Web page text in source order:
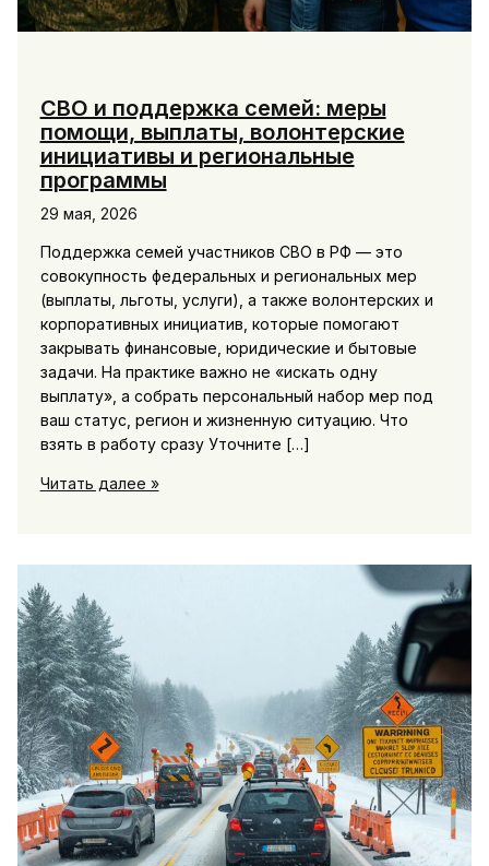
СВО и поддержка семей: меры
помощи, выплаты, волонтерские
инициативы и региональные
программы
29 мая, 2026
Поддержка семей участников СВО в РФ — это
совокупность федеральных и региональных мер
(выплаты, льготы, услуги), а также волонтерских и
корпоративных инициатив, которые помогают
закрывать финансовые, юридические и бытовые
задачи. На практике важно не «искать одну
выплату», а собрать персональный набор мер под
ваш статус, регион и жизненную ситуацию. Что
взять в работу сразу Уточните […]
СВО
меры
помощи,
выплаты,
волонтерские
инициативы
и
региональные
программы
Читать далее »